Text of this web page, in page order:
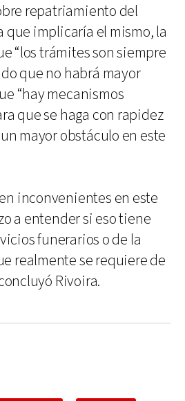
repatriamiento del
que implicaría el mismo, la
“los trámites son siempre
que no habrá mayor
“hay mecanismos
que se haga con rapidez
mayor obstáculo en este
inconvenientes en este
a entender si eso tiene
funerarios o de la
realmente se requiere de
Rivoira.